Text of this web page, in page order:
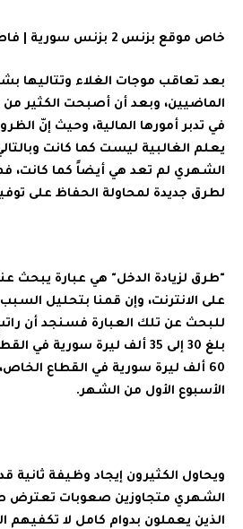
خاص موقع بزنس 2 بزنس سورية | فاطمة عمراني
بعد تعاقب موجات الغلاء وتتاليها
الماضيين، وبعد أن أصبحت الكثير
في تدبر أمورها المالية، وحيث إنّ
يعلم الغالبية ليست كما كانت
الشهري لم تعد هي أيضاً كما كانت،
لطرق جديدة لمحاولة الحفاظ على
"طرق لزيادة الدخل" هي عبارة يبحث
على الانترنت، وإن قمنا بتحليل
للبحث عن تلك العبارة فسنجد أن
60 ألف ليرة سورية في القطاع
الأسبوع الأول من الشهر.
ويحاول الكثيرون إيجاد وظيفة ثانية
الشهري متجاوزين صعوبات تعترض
الذين يعملون بدوام كامل لا تكفيهم